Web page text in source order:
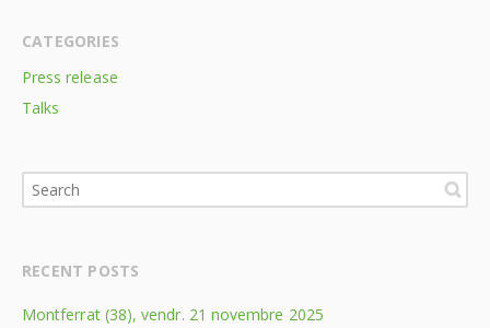
CATEGORIES
Press release
Talks
RECENT POSTS
Montferrat (38), vendr. 21 novembre 2025